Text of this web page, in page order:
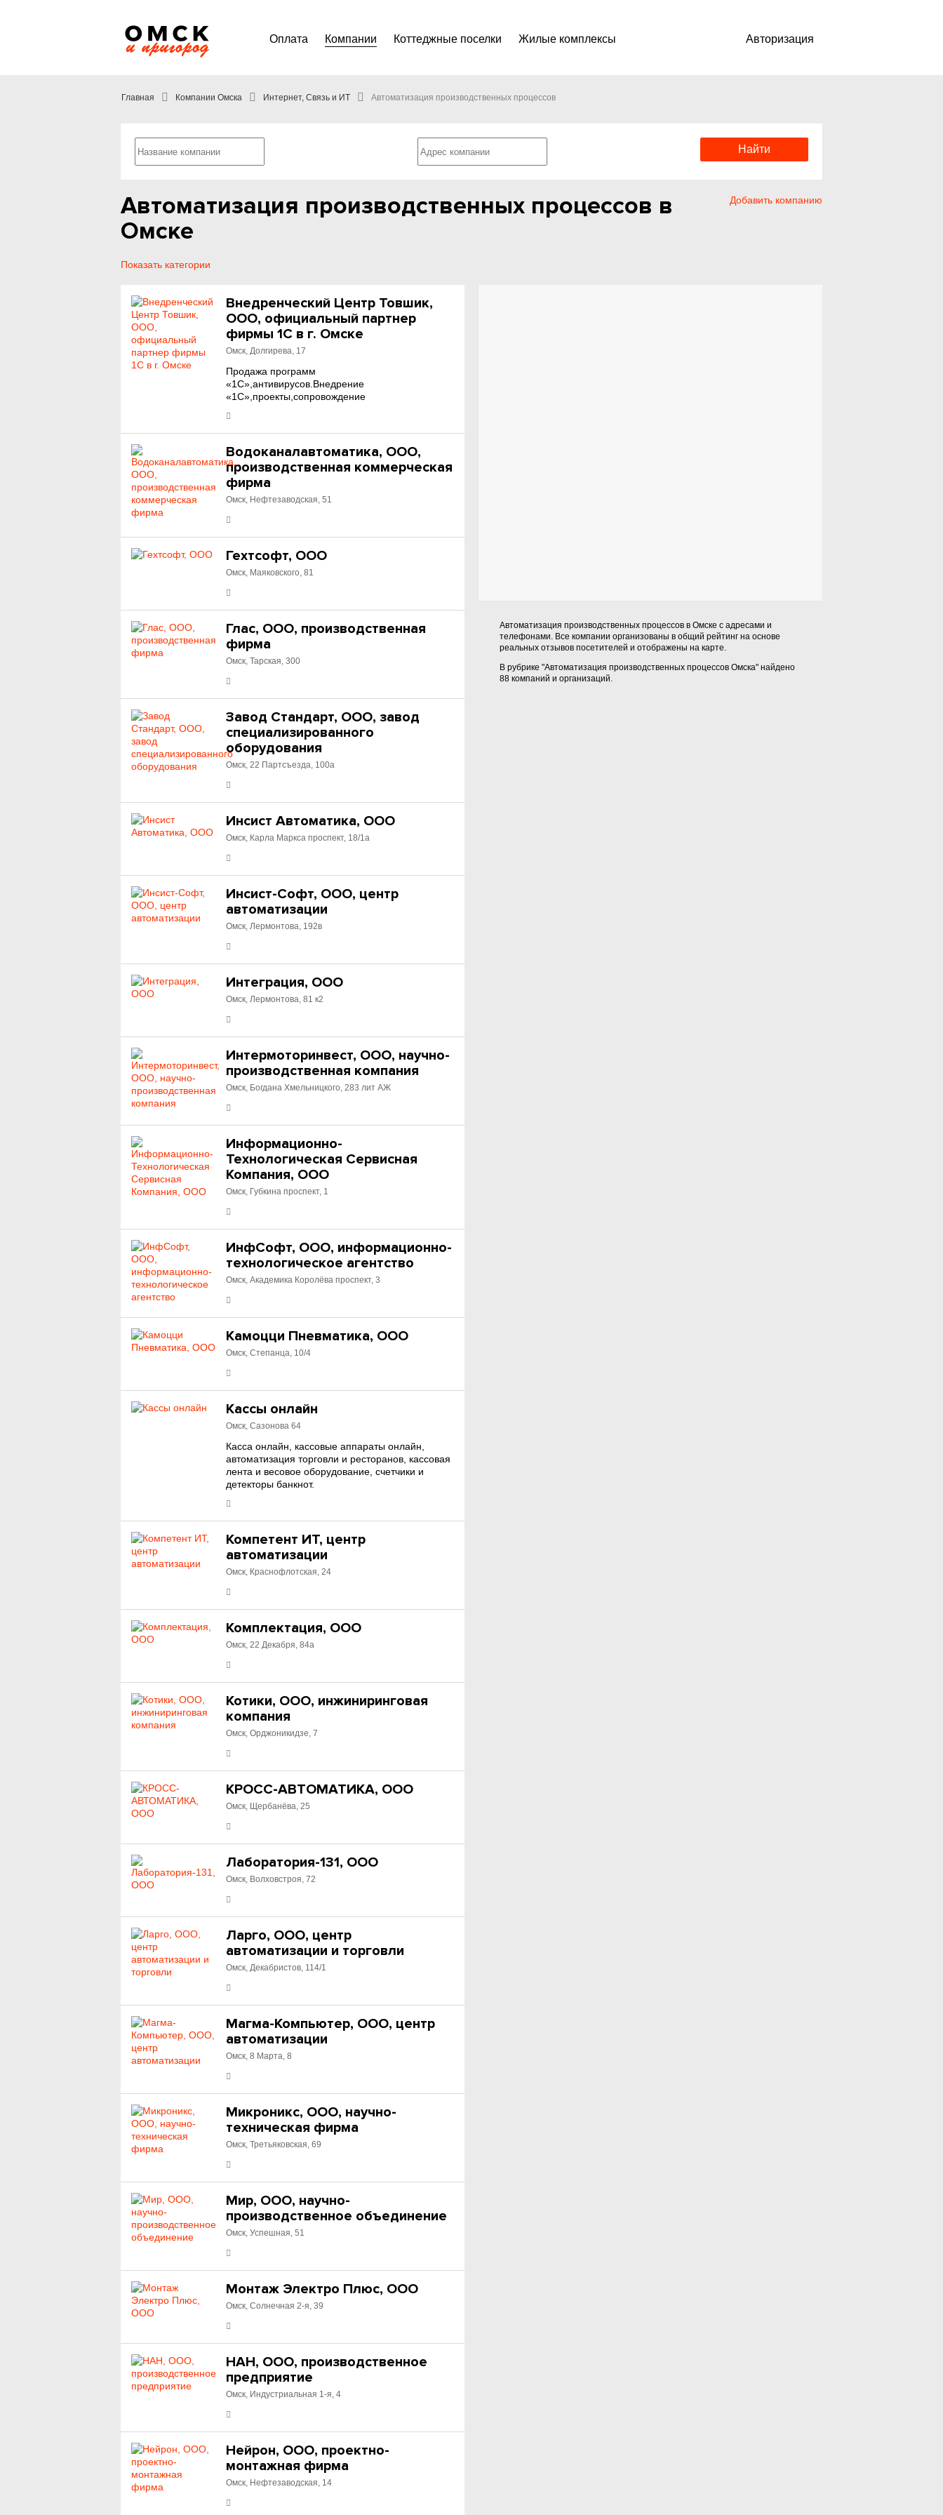
Оплата Компании Коттеджные поселки Жилые комплексы Авторизация
Главная Компании Омска Интернет, Связь и ИТ Автоматизация производственных процессов
Добавить компанию
Автоматизация производственных процессов в
Омске
Показать категории
Внедренческий Центр Товшик,
ООО, официальный партнер
фирмы 1С в г. Омске
Омск, Долгирева, 17
Продажа программ
«1С»,антивирусов.Внедрение
«1С»,проекты,сопровождение
Водоканалавтоматика, ООО,
производственная коммерческая
фирма
Омск, Нефтезаводская, 51
Гехтсофт, ООО
Омск, Маяковского, 81
Глас, ООО, производственная
фирма
Омск, Тарская, 300
Завод Стандарт, ООО, завод
специализированного
оборудования
Омск, 22 Партсъезда, 100а
Инсист Автоматика, ООО
Омск, Карла Маркса проспект, 18/1а
Инсист-Софт, ООО, центр
автоматизации
Омск, Лермонтова, 192в
Интеграция, ООО
Омск, Лермонтова, 81 к2
Интермоторинвест, ООО, научно-
производственная компания
Омск, Богдана Хмельницкого, 283 лит АЖ
Информационно-
Технологическая Сервисная
Компания, ООО
Омск, Губкина проспект, 1
ИнфСофт, ООО, информационно-
технологическое агентство
Омск, Академика Королёва проспект, 3
Камоцци Пневматика, ООО
Омск, Степанца, 10/4
Кассы онлайн
Омск, Сазонова 64
Касса онлайн, кассовые аппараты онлайн,
автоматизация торговли и ресторанов, кассовая
лента и весовое оборудование, счетчики и
детекторы банкнот.
Компетент ИТ, центр
автоматизации
Омск, Краснофлотская, 24
Комплектация, ООО
Омск, 22 Декабря, 84а
Котики, ООО, инжиниринговая
компания
Омск, Орджоникидзе, 7
КРОСС-АВТОМАТИКА, ООО
Омск, Щербанёва, 25
Лаборатория-131, ООО
Омск, Волховстроя, 72
Ларго, ООО, центр
автоматизации и торговли
Омск, Декабристов, 114/1
Магма-Компьютер, ООО, центр
автоматизации
Омск, 8 Марта, 8
Микроникс, ООО, научно-
техническая фирма
Омск, Третьяковская, 69
Мир, ООО, научно-
производственное объединение
Омск, Успешная, 51
Монтаж Электро Плюс, ООО
Омск, Солнечная 2-я, 39
НАН, ООО, производственное
предприятие
Омск, Индустриальная 1-я, 4
Нейрон, ООО, проектно-
монтажная фирма
Омск, Нефтезаводская, 14
Автоматизация производственных процессов в Омске с адресами и
телефонами. Все компании организованы в общий рейтинг на основе
реальных отзывов посетителей и отображены на карте.
В рубрике "Автоматизация производственных процессов Омска" найдено
88 компаний и организаций.